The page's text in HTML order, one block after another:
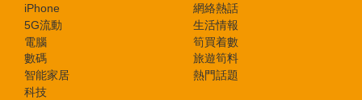
iPhone
5G流動
電腦
數碼
智能家居
科技
網絡熱話
生活情報
筍買着數
旅遊筍料
熱門話題